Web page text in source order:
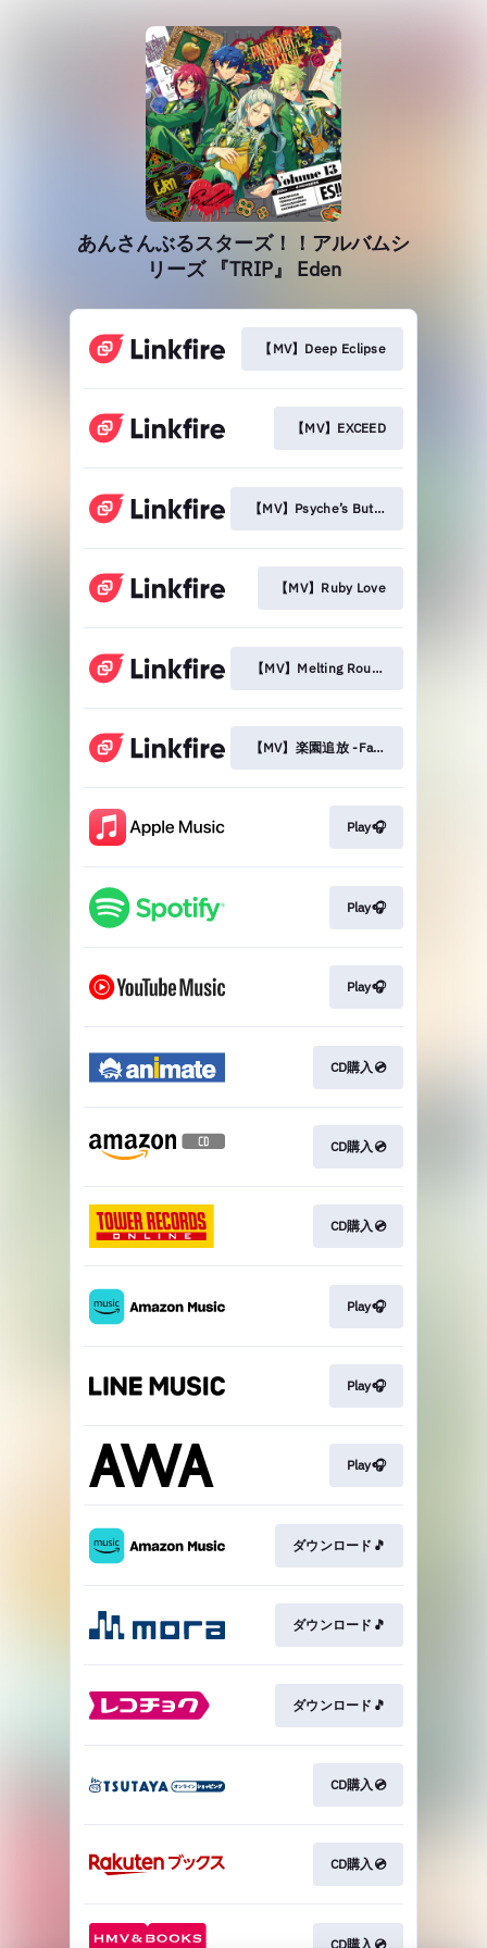
あんさんぶるスターズ！！アルバムシ
リーズ 『TRIP』 Eden
【MV】Deep Eclipse
【MV】EXCEED
【MV】Psyche’s Butterfly
【MV】Ruby Love
【MV】Melting Rouge Soul
【MV】楽園追放 -Faith Conquest-
Play🎧
Play🎧
Play🎧
CD購入💿
CD購入💿
CD購入💿
Play🎧
Play🎧
Play🎧
ダウンロード🎵
ダウンロード🎵
ダウンロード🎵
CD購入💿
CD購入💿
CD購入💿